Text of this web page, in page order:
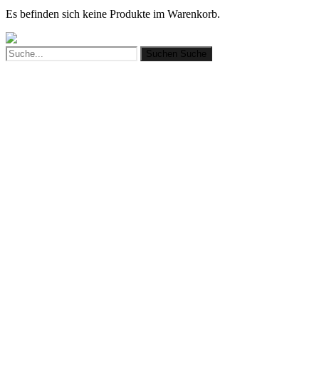
Es befinden sich keine Produkte im Warenkorb.
Suchen Suche